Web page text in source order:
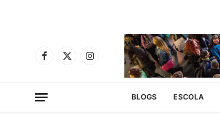
Facebook
X
Instagram
BLOGS ESCOLA